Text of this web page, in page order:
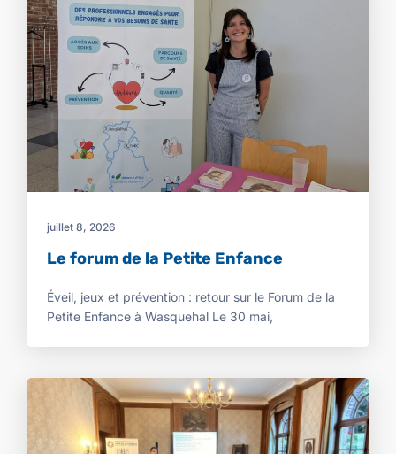
juillet 8, 2026
Le forum de la Petite Enfance
Éveil, jeux et prévention : retour sur le Forum de la
Petite Enfance à Wasquehal Le 30 mai,